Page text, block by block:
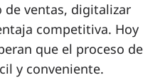
de ventas, digitalizar
competitiva. Hoy
que el proceso de
y conveniente.